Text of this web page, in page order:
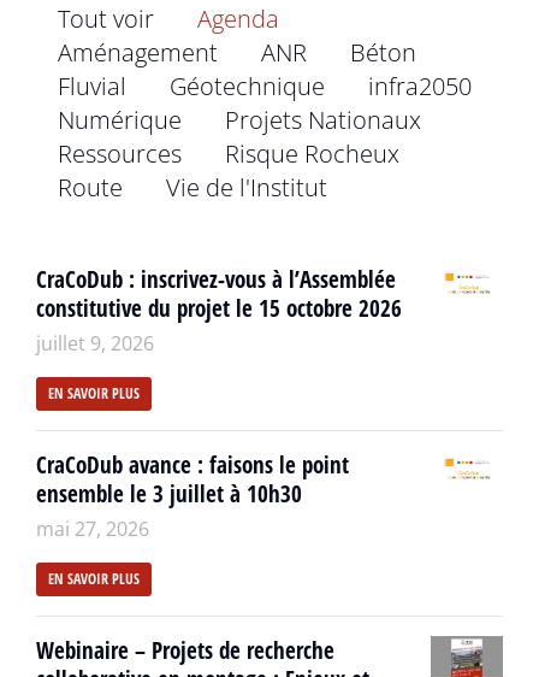
Tout voir
Agenda
Aménagement
ANR
Béton
Fluvial
Géotechnique
infra2050
Numérique
Projets Nationaux
Ressources
Risque Rocheux
Route
Vie de l'Institut
CraCoDub : inscrivez-vous à l’Assemblée
constitutive du projet le 15 octobre 2026
juillet 9, 2026
EN SAVOIR PLUS
CraCoDub avance : faisons le point
ensemble le 3 juillet à 10h30
mai 27, 2026
EN SAVOIR PLUS
Webinaire – Projets de recherche